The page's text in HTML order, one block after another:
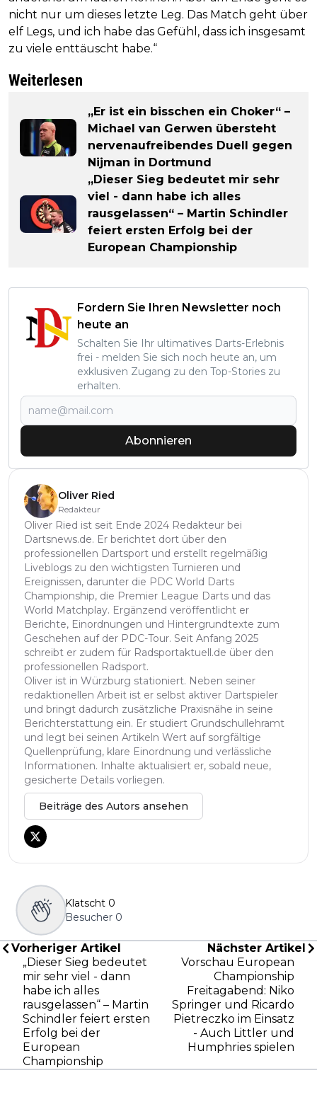
nicht nur um dieses letzte Leg. Das Match geht über
elf Legs, und ich habe das Gefühl, dass ich insgesamt
zu viele enttäuscht habe.“
Weiterlesen
„Er ist ein bisschen ein Choker“ –
Michael van Gerwen übersteht
nervenaufreibendes Duell gegen
Nijman in Dortmund
„Dieser Sieg bedeutet mir sehr
viel - dann habe ich alles
rausgelassen“ – Martin Schindler
feiert ersten Erfolg bei der
European Championship
Fordern Sie Ihren Newsletter noch
heute an
Schalten Sie Ihr ultimatives Darts-Erlebnis
frei - melden Sie sich noch heute an, um
exklusiven Zugang zu den Top-Stories zu
erhalten.
Abonnieren
Oliver Ried
Redakteur
Oliver Ried ist seit Ende 2024 Redakteur bei
Dartsnews.de. Er berichtet dort über den
professionellen Dartsport und erstellt regelmäßig
Liveblogs zu den wichtigsten Turnieren und
Ereignissen, darunter die PDC World Darts
Championship, die Premier League Darts und das
World Matchplay. Ergänzend veröffentlicht er
Berichte, Einordnungen und Hintergrundtexte zum
Geschehen auf der PDC-Tour. Seit Anfang 2025
schreibt er zudem für Radsportaktuell.de über den
professionellen Radsport.
Oliver ist in Würzburg stationiert. Neben seiner
redaktionellen Arbeit ist er selbst aktiver Dartspieler
und bringt dadurch zusätzliche Praxisnähe in seine
Berichterstattung ein. Er studiert Grundschullehramt
und legt bei seinen Artikeln Wert auf sorgfältige
Quellenprüfung, klare Einordnung und verlässliche
Informationen. Inhalte aktualisiert er, sobald neue,
gesicherte Details vorliegen.
Beiträge des Autors ansehen
Klatscht 0
Besucher 0
Vorheriger Artikel
„Dieser Sieg bedeutet
mir sehr viel - dann
habe ich alles
rausgelassen“ – Martin
Schindler feiert ersten
Erfolg bei der
European
Championship
Nächster Artikel
Vorschau European
Championship
Freitagabend: Niko
Springer und Ricardo
Pietreczko im Einsatz
- Auch Littler und
Humphries spielen